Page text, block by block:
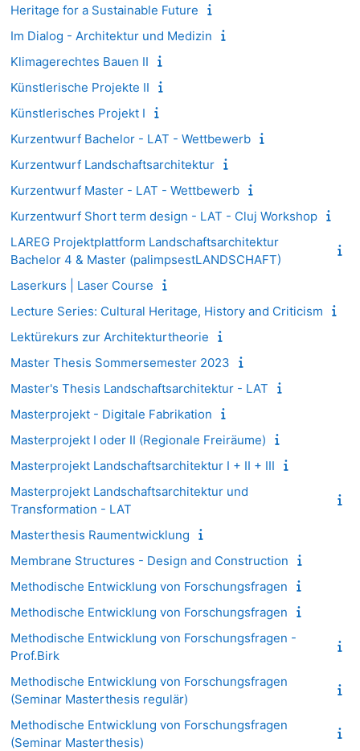
Heritage for a Sustainable Future
Im Dialog - Architektur und Medizin
Klimagerechtes Bauen II
Künstlerische Projekte II
Künstlerisches Projekt I
Kurzentwurf Bachelor - LAT - Wettbewerb
Kurzentwurf Landschaftsarchitektur
Kurzentwurf Master - LAT - Wettbewerb
Kurzentwurf Short term design - LAT - Cluj Workshop
LAREG Projektplattform Landschaftsarchitektur
Bachelor 4 & Master (palimpsestLANDSCHAFT)
Laserkurs | Laser Course
Lecture Series: Cultural Heritage, History and Criticism
Lektürekurs zur Architekturtheorie
Master Thesis Sommersemester 2023
Master's Thesis Landschaftsarchitektur - LAT
Masterprojekt - Digitale Fabrikation
Masterprojekt I oder II (Regionale Freiräume)
Masterprojekt Landschaftsarchitektur I + II + III
Masterprojekt Landschaftsarchitektur und
Transformation - LAT
Masterthesis Raumentwicklung
Membrane Structures - Design and Construction
Methodische Entwicklung von Forschungsfragen
Methodische Entwicklung von Forschungsfragen
Methodische Entwicklung von Forschungsfragen -
Prof.Birk
Methodische Entwicklung von Forschungsfragen
(Seminar Masterthesis regulär)
Methodische Entwicklung von Forschungsfragen
(Seminar Masterthesis)